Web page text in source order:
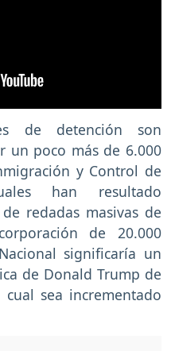
de detención son
un poco más de 6.000
y Control de
han resultado
redadas masivas de
de 20.000
significaría un
de Donald Trump de
sea incrementado